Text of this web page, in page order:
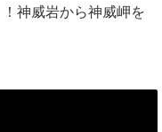
神威岩から神威岬を